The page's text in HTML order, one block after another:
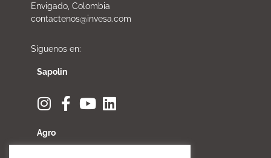
Envigado, Colombia
contactenos@invesa.com
Síguenos en:
Sapolin
Agro